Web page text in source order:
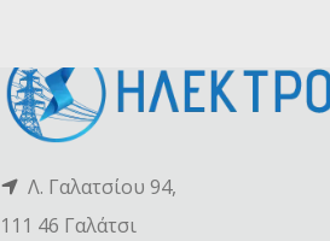
Λ. Γαλατσίου 94,
111 46 Γαλάτσι